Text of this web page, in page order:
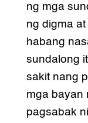
ng mga
ng digma
habang
sundalong
sakit nang
mga bayan
pagsabak